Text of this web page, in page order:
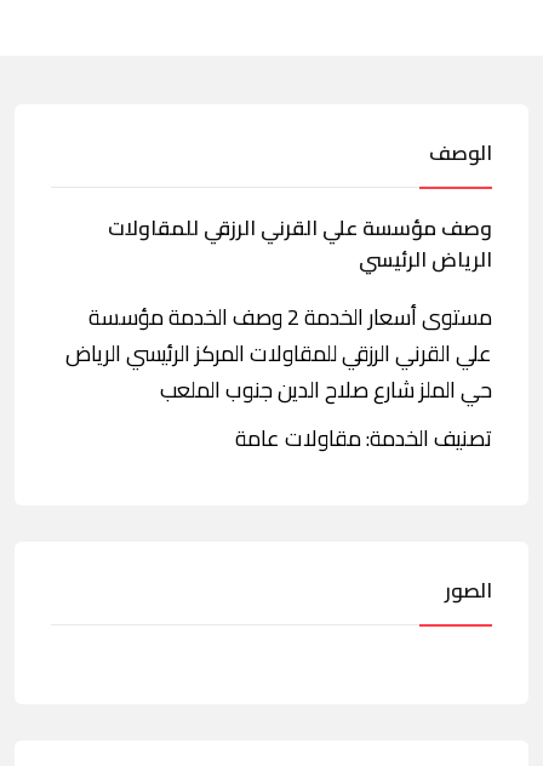
الوصف
وصف مؤسسة علي القرني الرزقي للمقاولات
الرياض الرئيسي
مستوى أسعار الخدمة 2 وصف الخدمة مؤسسة
علي القرني الرزقي للمقاولات المركز الرئيسي الرياض
حي الملز شارع صلاح الدين جنوب الملعب
تصنيف الخدمة: مقاولات عامة
الصور